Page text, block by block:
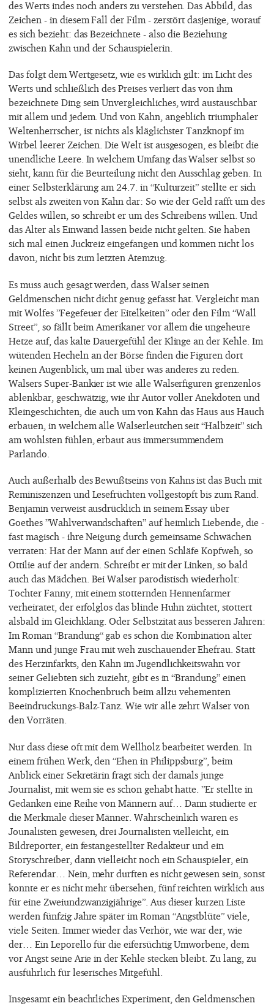
des Werts indes noch anders zu verstehen. Das Abbild, das
Zeichen - in diesem Fall der Film - zerstört dasjenige, worauf
es sich bezieht: das Bezeichnete - also die Beziehung
zwischen Kahn und der Schauspielerin.
Das folgt dem Wertgesetz, wie es wirklich gilt: im Licht des
Werts und schließlich des Preises verliert das von ihm
bezeichnete Ding sein Unvergleichliches, wird austauschbar
mit allem und jedem. Und von Kahn, angeblich triumphaler
Weltenherrscher, ist nichts als kläglichster Tanzknopf im
Wirbel leerer Zeichen. Die Welt ist ausgesogen, es bleibt die
unendliche Leere. In welchem Umfang das Walser selbst so
sieht, kann für die Beurteilung nicht den Ausschlag geben. In
einer Selbsterklärung am 24.7. in “Kulturzeit” stellte er sich
selbst als zweiten von Kahn dar: So wie der Geld rafft um des
Geldes willen, so schreibt er um des Schreibens willen. Und
das Alter als Einwand lassen beide nicht gelten. Sie haben
sich mal einen Juckreiz eingefangen und kommen nicht los
davon, nicht bis zum letzten Atemzug.
Es muss auch gesagt werden, dass Walser seinen
Geldmenschen nicht dicht genug gefasst hat. Vergleicht man
mit Wolfes ”Fegefeuer der Eitelkeiten” oder den Film “Wall
Street”, so fällt beim Amerikaner vor allem die ungeheure
Hetze auf, das kalte Dauergefühl der Klinge an der Kehle. Im
wütenden Hecheln an der Börse finden die Figuren dort
keinen Augenblick, um mal über was anderes zu reden.
Walsers Super-Bankier ist wie alle Walserfiguren grenzenlos
ablenkbar, geschwätzig, wie ihr Autor voller Anekdoten und
Kleingeschichten, die auch um von Kahn das Haus aus Hauch
erbauen, in welchem alle Walserleutchen seit “Halbzeit” sich
am wohlsten fühlen, erbaut aus immersummendem
Parlando.
Auch außerhalb des Bewußtseins von Kahns ist das Buch mit
Reminiszenzen und Lesefrüchten vollgestopft bis zum Rand.
Benjamin verweist ausdrücklich in seinem Essay über
Goethes ”Wahlverwandschaften” auf heimlich Liebende, die -
fast magisch - ihre Neigung durch gemeinsame Schwächen
verraten: Hat der Mann auf der einen Schläfe Kopfweh, so
Ottilie auf der andern. Schreibt er mit der Linken, so bald
auch das Mädchen. Bei Walser parodistisch wiederholt:
Tochter Fanny, mit einem stotternden Hennenfarmer
verheiratet, der erfolglos das blinde Huhn züchtet, stottert
alsbald im Gleichklang. Oder Selbstzitat aus besseren Jahren:
Im Roman “Brandung“ gab es schon die Kombination alter
Mann und junge Frau mit weh zuschauender Ehefrau. Statt
des Herzinfarkts, den Kahn im Jugendlichkeitswahn vor
seiner Geliebten sich zuzieht, gibt es in “Brandung” einen
komplizierten Knochenbruch beim allzu vehementen
Beeindruckungs-Balz-Tanz. Wie wir alle zehrt Walser von
den Vorräten.
Nur dass diese oft mit dem Wellholz bearbeitet werden. In
einem frühen Werk, den “Ehen in Philippsburg”, beim
Anblick einer Sekretärin fragt sich der damals junge
Journalist, mit wem sie es schon gehabt hatte. ”Er stellte in
Gedanken eine Reihe von Männern auf… Dann studierte er
die Merkmale dieser Männer. Wahrscheinlich waren es
Jounalisten gewesen, drei Journalisten vielleicht, ein
Bildreporter, ein festangestellter Redakteur und ein
Storyschreiber, dann vielleicht noch ein Schauspieler, ein
Referendar… Nein, mehr durften es nicht gewesen sein, sonst
konnte er es nicht mehr übersehen, fünf reichten wirklich aus
für eine Zweiundzwanzigjährige”. Aus dieser kurzen Liste
werden fünfzig Jahre später im Roman “Angstblüte” viele,
viele Seiten. Immer wieder das Verhör, wie war der, wie
der… Ein Leporello für die eifersüchtig Umworbene, dem
vor Angst seine Arie in der Kehle stecken bleibt. Zu lang, zu
ausführlich für leserisches Mitgefühl.
Insgesamt ein beachtliches Experiment, den Geldmenschen